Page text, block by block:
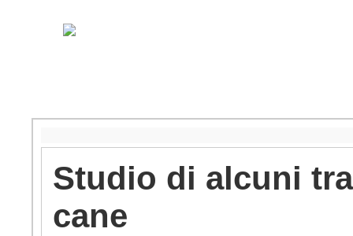
Studio di alcuni
cane